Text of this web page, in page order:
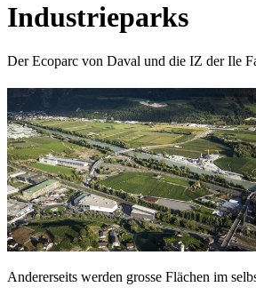
Industrieparks
Der Ecoparc von Daval und die IZ der Ile
Andererseits werden grosse Flächen im